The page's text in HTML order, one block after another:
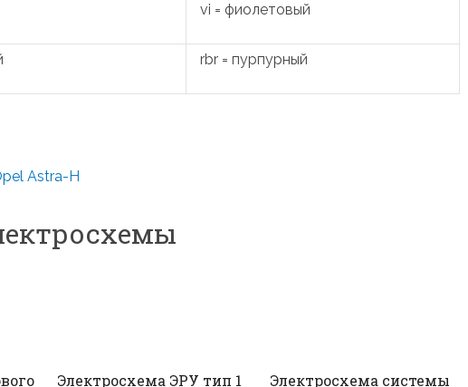
vi = фиолетовый
rbr = пурпурный
Astra-H
Электросхема ЭРУ тип 1 Электросхема системы